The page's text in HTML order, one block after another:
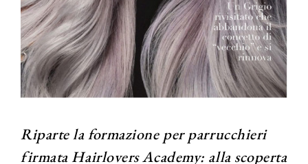
Riparte la formazione per parrucchieri
firmata Hairlovers Academy: alla scoperta